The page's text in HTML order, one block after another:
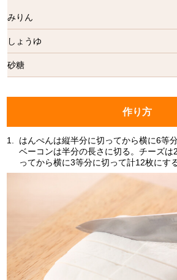
みりん
しょうゆ
砂糖
作り方
1.
はんぺんは縦半分に切ってから横に6等
ベーコンは半分の長さに切る。チーズは
ってから横に3等分に切って計12枚にする